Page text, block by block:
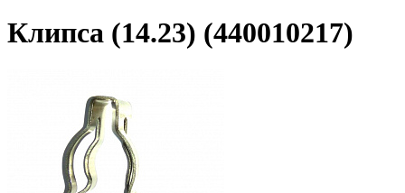
Клипса (14.23) (440010217)